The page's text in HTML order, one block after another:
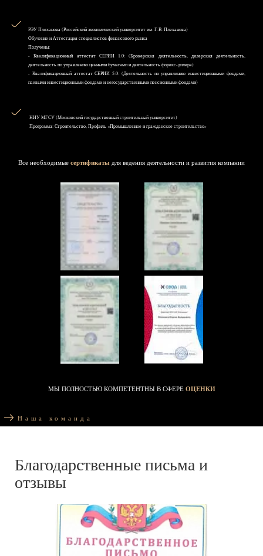
РЭУ Плеханова (Российский экономический университет им. Г.В. Плеханова)
Обучение и Аттестация специалистов финансового рынка
Получены:
- Квалификационный аттестат СЕРИИ 1.0: (Брокерская деятельность, дилерская деятельность,
деятельность по управлению ценными бумагами и деятельность форекс-дилера)
- Квалификационный аттестат СЕРИИ 5.0: (Деятельность по управлению инвестиционными фондами,
паевыми инвестиционными фондами и негосударственными пенсионными фондами)
НИУ MГСУ (Московский государственный строительный университет)
Программа: Строительство, Профиль «Промышленное и гражданское строительство»
Все необходимые сертификаты для ведения деятельности и развития компании
МЫ ПОЛНОСТЬЮ КОМПЕТЕНТНЫ В СФЕРЕ ОЦЕНКИ
Наша команда
Благодарственные письма и
отзывы